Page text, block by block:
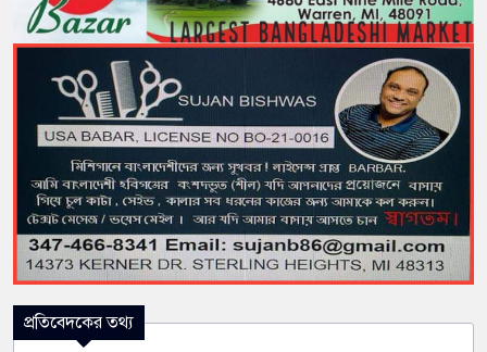
প্রতিবেদকের তথ্য